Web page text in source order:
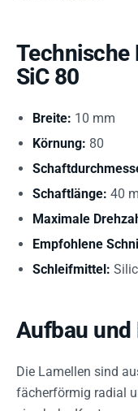
Technische
SiC 80
Breite: 10 mm
Körnung: 80
Schaftlänge: 40
Maximale
Empfohlene
Schleifmittel:
Aufbau und
Die Lamellen sind
fächerförmig radial